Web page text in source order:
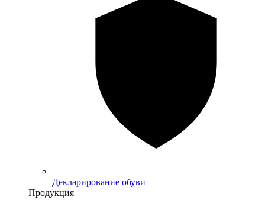
Декларирование обуви
Продукция